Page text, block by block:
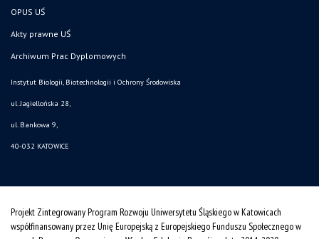
OPUS UŚ
Akty prawne UŚ
Archiwum Prac Dyplomowych
Instytut Biologii, Biotechnologii i Ochrony Środowiska
ul. Jagiellońska 28,
ul. Bankowa 9,
40-032 KATOWICE
Projekt Zintegrowany Program Rozwoju Uniwersytetu Śląskiego w Katowicach
współfinansowany przez Unię Europejską z Europejskiego Funduszu Społecznego w